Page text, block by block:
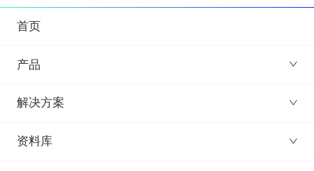
首页
产品
解决方案
资料库